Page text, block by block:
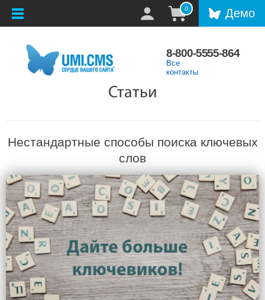
0 Демо
8-800-5555-864
Все
контакты
Статьи
Нестандартные способы поиска ключевых
слов